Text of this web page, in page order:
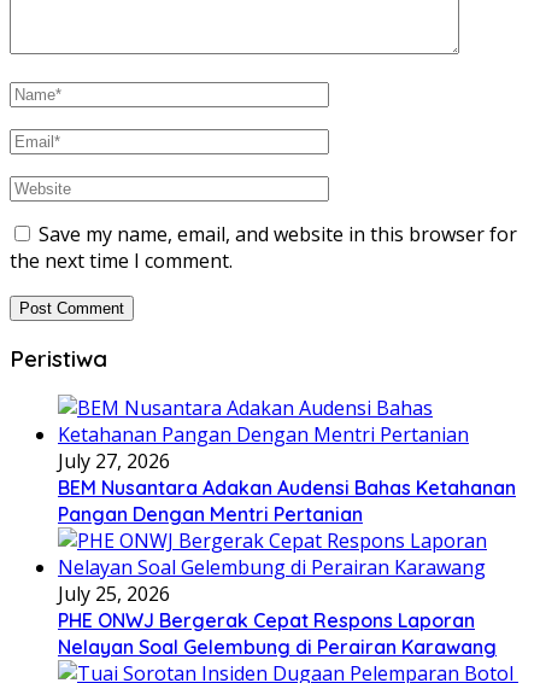
Save my name, email, and website in this browser for
the next time I comment.
Peristiwa
July 27, 2026
BEM Nusantara Adakan Audensi Bahas Ketahanan
Pangan Dengan Mentri Pertanian
July 25, 2026
PHE ONWJ Bergerak Cepat Respons Laporan
Nelayan Soal Gelembung di Perairan Karawang